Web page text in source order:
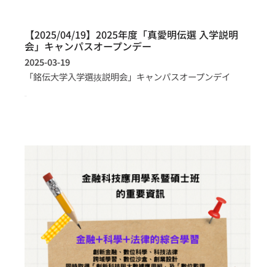
【2025/04/19】2025年度「真愛明伝選 入学説明
会」キャンパスオープンデー
2025-03-19
「銘伝大学入学選抜説明会」キャンパスオープンデイ